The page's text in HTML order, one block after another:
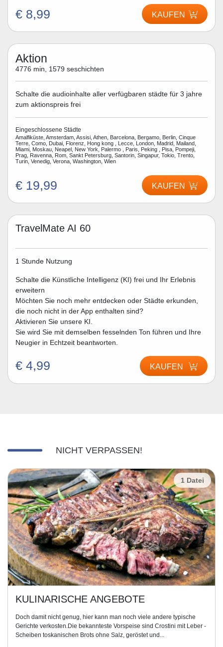
€ 8,99 KAUFEN
Aktion
4776 min, 1579 seschichten
Schalte die audioinhalte aller verfügbaren städte für 3 jahre
zum aktionspreis frei
Eingeschlossene Städte
Amalfiküste, Amsterdam, Assisi, Athen, Barcelona, Bergamo, Berlin, Cinque
Terre, Como, Dubai, Florenz, Hong kong , Lecce, London, Madrid, Mailand,
Miami, Moskau, Neapel, New York, Palermo , Paris, Peking , Pisa, Pompeji,
Prag, Ravenna, Rom, Sankt Petersburg, Santorin, Singapur, Tokio, Trento,
Turin, Venedig, Verona, Washington, Wien
€ 19,99 KAUFEN
TravelMate AI 60
1 Stunde Nutzung
Schalte die Künstliche Intelligenz (KI) frei und Ihr Erlebnis
erweitern
Möchten Sie noch mehr entdecken oder Städte erkunden,
die noch nicht in der App enthalten sind?
Aktivieren Sie unsere KI.
Sie wird Sie mit demselben fesselnden Ton führen und Ihre
Neugier in Echtzeit beantworten.
€ 4,99 KAUFEN
NICHT VERPASSEN!
1 Datei
KULINARISCHE ANGEBOTE
Doch damit nicht genug, hier kann man noch viele andere typische
Gerichte verkosten.Die bekannteste Vorspeise sind Crostini mit Leber -
Scheiben toskanischen Brots ohne Salz, geröstet und...